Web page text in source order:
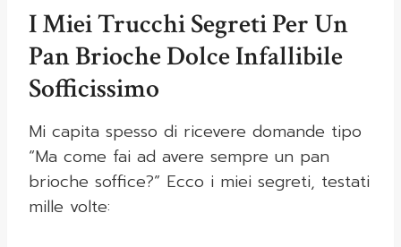
I Miei Trucchi Segreti Per Un
Pan Brioche Dolce Infallibile
Sofficissimo
Mi capita spesso di ricevere domande tipo
“Ma come fai ad avere sempre un pan
brioche soffice?” Ecco i miei segreti, testati
mille volte: